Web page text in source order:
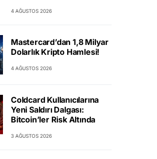
4 AĞUSTOS 2026
Mastercard’dan 1,8 Milyar
Dolarlık Kripto Hamlesi!
4 AĞUSTOS 2026
Coldcard Kullanıcılarına
Yeni Saldırı Dalgası:
Bitcoin’ler Risk Altında
3 AĞUSTOS 2026